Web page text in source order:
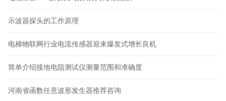
示波器探头的工作原理
电梯物联网行业电流传感器迎来爆发式增长良机
简单介绍接地电阻测试仪测量范围和准确度
河南省函数任意波形发生器推荐咨询